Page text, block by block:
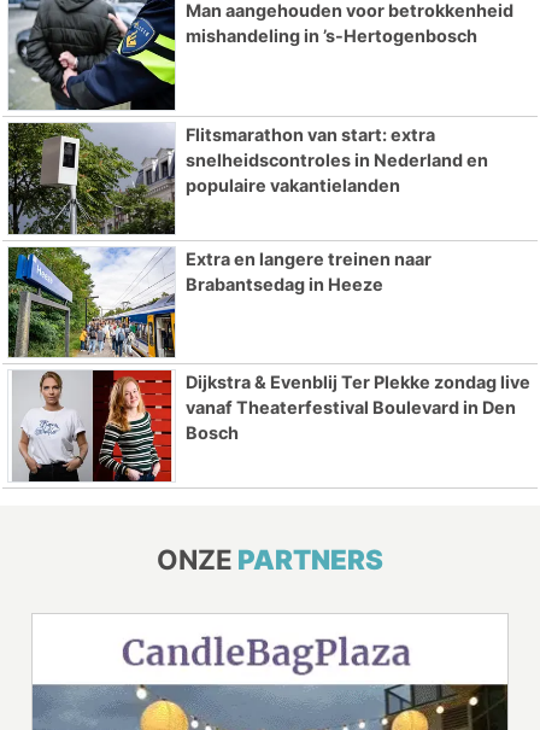
Man aangehouden voor betrokkenheid
mishandeling in ’s-Hertogenbosch
Flitsmarathon van start: extra
snelheidscontroles in Nederland en
populaire vakantielanden
Extra en langere treinen naar
Brabantsedag in Heeze
Dijkstra & Evenblij Ter Plekke zondag live
vanaf Theaterfestival Boulevard in Den
Bosch
ONZE PARTNERS